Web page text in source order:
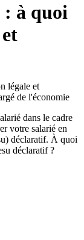
à quoi
légale et
de l'économie
dans le cadre
votre salarié en
déclaratif. À quoi
déclaratif ?